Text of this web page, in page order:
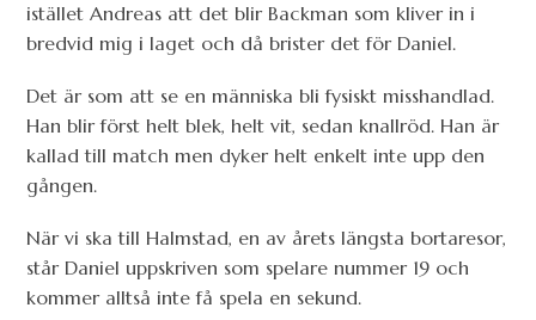
istället Andreas att det blir Backman som kliver in i
bredvid mig i laget och då brister det för Daniel.
Det är som att se en människa bli fysiskt misshandlad.
Han blir först helt blek, helt vit, sedan knallröd. Han är
kallad till match men dyker helt enkelt inte upp den
gången.
När vi ska till Halmstad, en av årets längsta bortaresor,
står Daniel uppskriven som spelare nummer 19 och
kommer alltså inte få spela en sekund.